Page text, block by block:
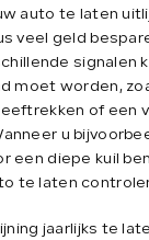
auto te laten
veel geld
signalen
moet worden,
of een
u
een diepe kuil
te laten
jaarlijks te